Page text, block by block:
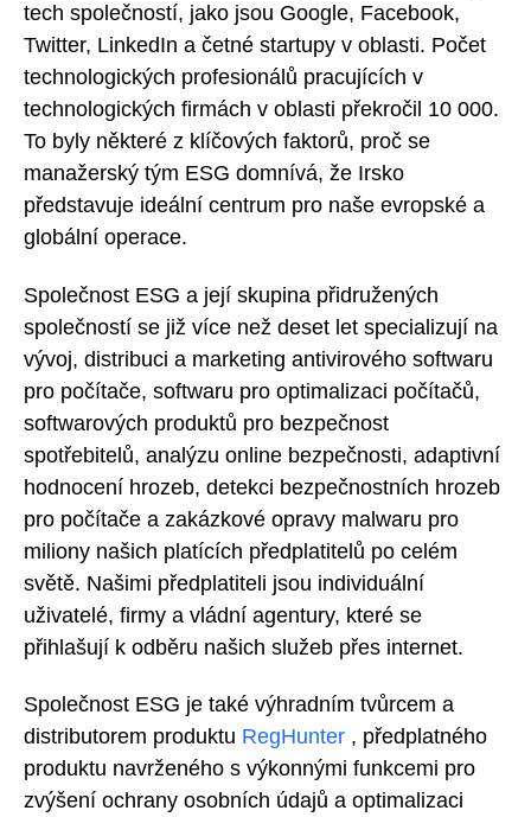
tech společností, jako jsou Google, Facebook,
Twitter, LinkedIn a četné startupy v oblasti. Počet
technologických profesionálů pracujících v
technologických firmách v oblasti překročil 10 000.
To byly některé z klíčových faktorů, proč se
manažerský tým ESG domnívá, že Irsko
představuje ideální centrum pro naše evropské a
globální operace.
Společnost ESG a její skupina přidružených
společností se již více než deset let specializují na
vývoj, distribuci a marketing antivirového softwaru
pro počítače, softwaru pro optimalizaci počítačů,
softwarových produktů pro bezpečnost
spotřebitelů, analýzu online bezpečnosti, adaptivní
hodnocení hrozeb, detekci bezpečnostních hrozeb
pro počítače a zakázkové opravy malwaru pro
miliony našich platících předplatitelů po celém
světě. Našimi předplatiteli jsou individuální
uživatelé, firmy a vládní agentury, které se
přihlašují k odběru našich služeb přes internet.
Společnost ESG je také výhradním tvůrcem a
distributorem produktu RegHunter , předplatného
produktu navrženého s výkonnými funkcemi pro
zvýšení ochrany osobních údajů a optimalizaci